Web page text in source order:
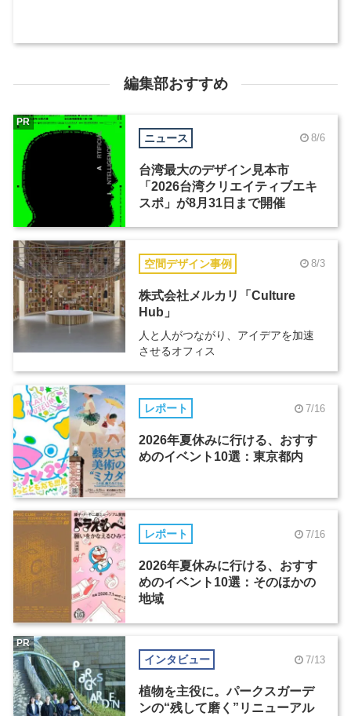
編集部おすすめ
ニュース 8/6
台湾最大のデザイン見本市
「2026台湾クリエイティブエキ
スポ」が8月31日まで開催
PR
空間デザイン事例 8/3
株式会社メルカリ「Culture
Hub」
人と人がつながり、アイデアを加速
させるオフィス
レポート 7/16
2026年夏休みに行ける、おすす
めのイベント10選：東京都内
レポート 7/16
2026年夏休みに行ける、おすす
めのイベント10選：そのほかの
地域
インタビュー 7/13
植物を主役に。パークスガーデ
ンの“残して磨く”リニューアル
PR